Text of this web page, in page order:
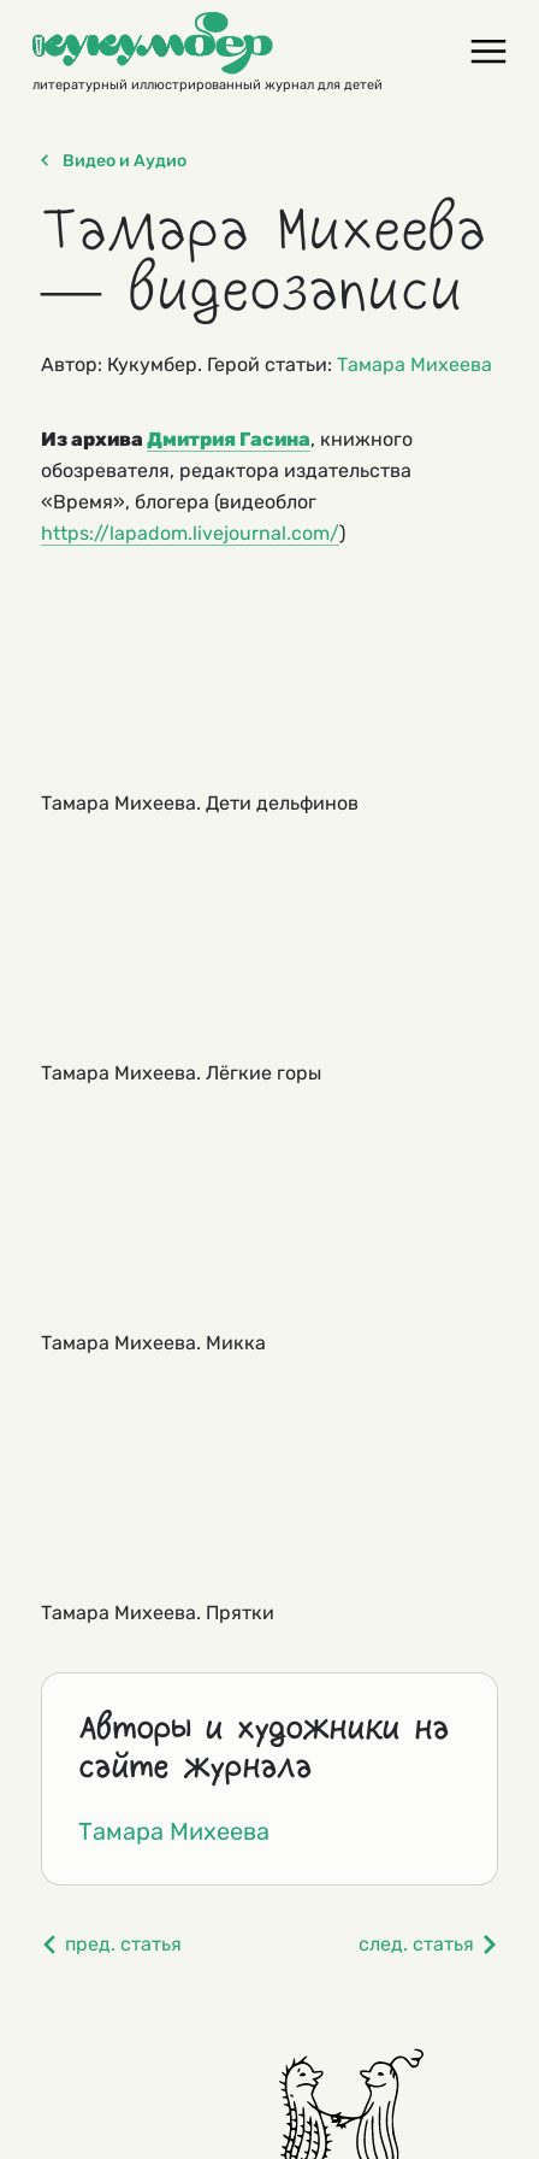
contentлитературный иллюстрированный журнал для детей
Видео и Аудио
Тамара Михеева
— видеозаписи
Автор: Кукумбер. Герой статьи: Тамара Михеева
Из архива Дмитрия Гасина, книжного
обозревателя, редактора издательства
«Время», блогера (видеоблог
https://lapadom.livejournal.com/)
Тамара Михеева. Дети дельфинов
Тамара Михеева. Лёгкие горы
Тамара Михеева. Микка
Тамара Михеева. Прятки
Авторы и художники на
сайте журнала
Тамара Михеева
пред. статья след. статья